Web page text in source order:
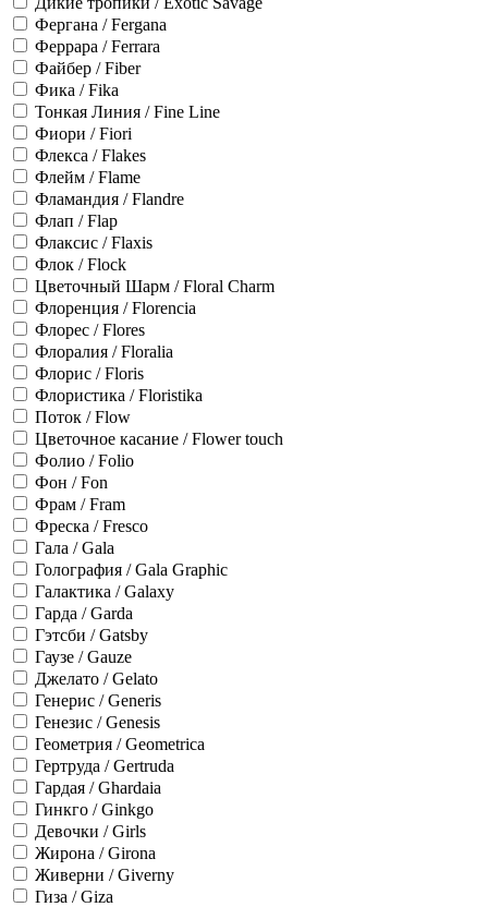
Фергана / Fergana
Феррара / Ferrara
Файбер / Fiber
Фика / Fika
Тонкая Линия / Fine Line
Фиори / Fiori
Флекса / Flakes
Флейм / Flame
Фламандия / Flandre
Флап / Flap
Флаксис / Flaxis
Флок / Flock
Цветочный Шарм / Floral Charm
Флоренция / Florencia
Флорес / Flores
Флоралия / Floralia
Флорис / Floris
Флористика / Floristika
Поток / Flow
Цветочное касание / Flower touch
Фолио / Folio
Фон / Fon
Фрам / Fram
Фреска / Fresco
Гала / Gala
Голография / Gala Graphic
Галактика / Galaxy
Гарда / Garda
Гэтсби / Gatsby
Гаузе / Gauze
Джелато / Gelato
Генерис / Generis
Генезис / Genesis
Геометрия / Geometrica
Гертруда / Gertruda
Гардая / Ghardaia
Гинкго / Ginkgo
Девочки / Girls
Жирона / Girona
Живерни / Giverny
Гиза / Giza